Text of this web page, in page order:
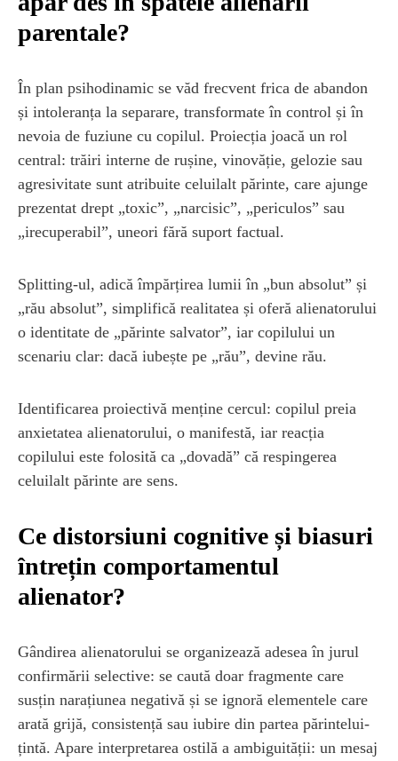
parentale?
În plan psihodinamic se văd frecvent frica de abandon
și intoleranța la separare, transformate în control și în
nevoia de fuziune cu copilul. Proiecția joacă un rol
central: trăiri interne de rușine, vinovăție, gelozie sau
agresivitate sunt atribuite celuilalt părinte, care ajunge
prezentat drept „toxic”, „narcisic”, „periculos” sau
„irecuperabil”, uneori fără suport factual.
Splitting-ul, adică împărțirea lumii în „bun absolut” și
„rău absolut”, simplifică realitatea și oferă alienatorului
o identitate de „părinte salvator”, iar copilului un
scenariu clar: dacă iubește pe „rău”, devine rău.
Identificarea proiectivă menține cercul: copilul preia
anxietatea alienatorului, o manifestă, iar reacția
copilului este folosită ca „dovadă” că respingerea
celuilalt părinte are sens.
Ce distorsiuni cognitive și biasuri
întrețin comportamentul
alienator?
Gândirea alienatorului se organizează adesea în jurul
confirmării selective: se caută doar fragmente care
susțin narațiunea negativă și se ignoră elementele care
arată grijă, consistență sau iubire din partea părintelui-
țintă. Apare interpretarea ostilă a ambiguității: un mesaj